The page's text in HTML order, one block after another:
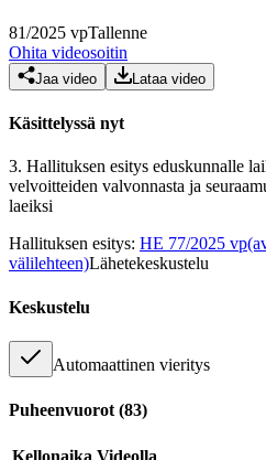
81/2025 vpTallenne
Ohita videosoitin
Jaa video Lataa video
Käsittelyssä nyt
3. Hallituksen esitys eduskunnalle
velvoitteiden valvonnasta ja
laeiksi
Hallituksen esitys: HE 77/2025 vp
välilehteen)Lähetekeskustelu
Keskustelu
Automaattinen vieritys
Puheenvuorot (83)